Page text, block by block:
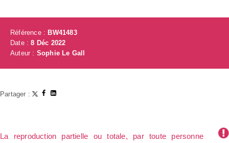
Référence : BW41483
Date :8 Déc 2022
Auteur : Sophie Le Gall
Partager :
La reproduction partielle ou totale, par toute personne